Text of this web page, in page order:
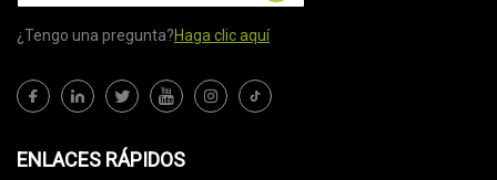
¿Tengo una pregunta?Haga clic aquí
ENLACES RÁPIDOS